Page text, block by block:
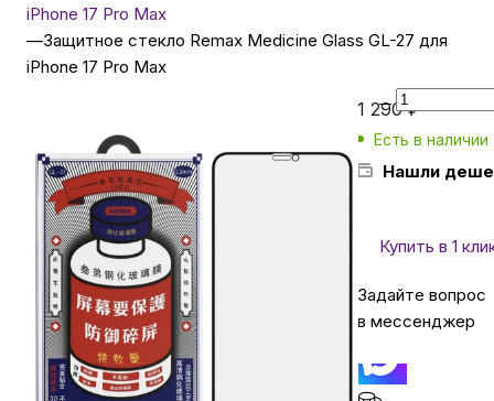
Красота и здоровье
Для дома и дачи
iPhone 17 Pro Max
—Защитное стекло Remax Medicine Glass GL-27 для
iPhone 17 Pro Max
1 290₽
Есть в наличии
Нашли
Купить в 1
Задайте вопрос
в мессенджер